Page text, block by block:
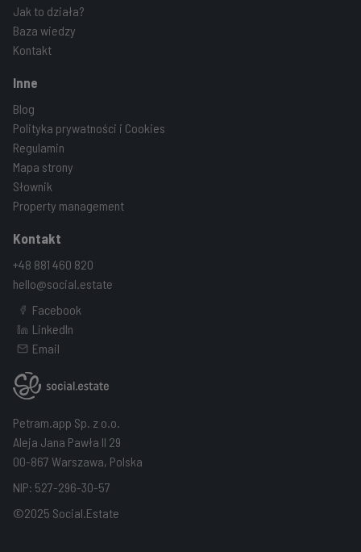
Jak to działa?
Baza wiedzy
Kontakt
Inne
Blog
Polityka prywatności i Cookies
Regulamin
Mapa strony
Słownik
Property management
Kontakt
+48 881 460 820
hello@social.estate
Facebook
LinkedIn
Email
Petram.app Sp. z o.o.
Aleja Jana Pawła II 29
00-867 Warszawa, Polska
NIP: 527-296-30-57
©2025 Social.Estate